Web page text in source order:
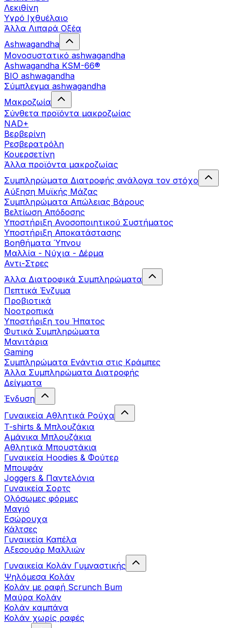
Λεκιθίνη
Υγρό Ιχθυέλαιο
Άλλα Λιπαρά Οξέα
Ashwagandha
Μονοσυστατικό ashwagandha
Ashwagandha KSM-66®
BIO ashwagandha
Σύμπλεγμα ashwagandha
Μακροζωία
Σύνθετα προϊόντα μακροζωίας
NAD+
Βερβερίνη
Ρεσβερατρόλη
Κουερσετίνη
Άλλα προϊόντα μακροζωίας
Συμπληρώματα Διατροφής ανάλογα τον στόχο
Αύξηση Μυϊκής Μάζας
Συμπληρώματα Aπώλειας Βάρους
Βελτίωση Απόδοσης
Υποστήριξη Ανοσοποιητικού Συστήματος
Yποστήριξη Αποκατάστασης
Βοηθήματα Ύπνου
Μαλλία - Νύχια - Δέρμα
Αντι-Στρες
Άλλα Διατροφικά Συμπληρώματα
Πεπτικά Ένζυμα
Προβιοτικά
Νοοτροπικά
Υποστήριξη του Ήπατος
Φυτικά Συμπληρώματα
Μανιτάρια
Gaming
Συμπληρώματα Ενάντια στις Κράμπες
Άλλα Συμπληρώματα Διατροφής
Δείγματα
Ένδυση
Γυναικεία Αθλητικά Ρούχα
T-shirts & Μπλουζάκια
Αμάνικα Μπλουζάκια
Aθλητικά Μπουστάκια
Γυναικεία Hoodies & Φούτερ
Μπουφάν
Joggers & Παντελόνια
Γυναικεία Σορτς
Ολόσωμες φόρμες
Μαγιό
Εσώρουχα
Κάλτσες
Γυναικεία Καπέλα
Αξεσουάρ Μαλλιών
Γυναικεία Κολάν Γυμναστικής
Ψηλόμεσα Κολάν
Κολάν με ραφή Scrunch Bum
Μαύρα Κολάν
Κολάν καμπάνα
Κολάν χωρίς ραφές